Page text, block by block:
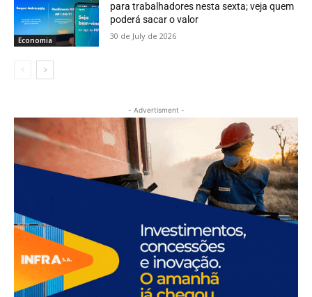
Economia
para trabalhadores nesta sexta; veja quem
poderá sacar o valor
30 de July de 2026
- Advertisment -